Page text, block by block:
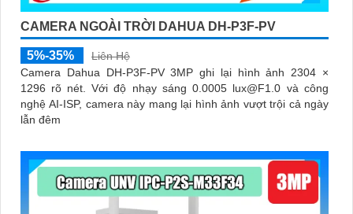
CAMERA NGOÀI TRỜI DAHUA DH-P3F-PV
5%-35%
Liên Hệ
Camera Dahua DH-P3F-PV 3MP ghi lại hình ảnh 2304 ×
1296 rõ nét. Với độ nhạy sáng 0.0005 lux@F1.0 và công
nghệ AI-ISP, camera này mang lại hình ảnh vượt trội cả ngày
lẫn đêm